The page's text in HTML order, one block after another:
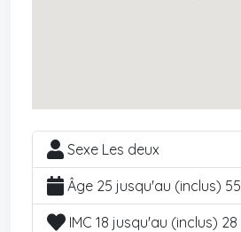
Sexe Les deux
Âge 25 jusqu'au (inclus) 55
IMC 18 jusqu'au (inclus) 28